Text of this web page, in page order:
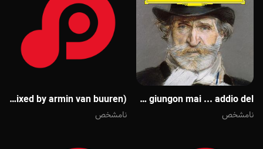
Reply - A cerulean state la traviata tenesta la promessa ... attendo me giungon mai ... addio del...
نامشخص
Reply - A cerulean state a state of trance 550(mixed by armin van buuren)
نامشخص